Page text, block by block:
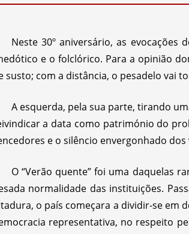
Neste 30º aniversário, as
e o folclórico. Para a opinião
susto; com a distância, o pesadelo vai
A esquerda, pela sua parte, tirando
a data como património do
e o silêncio envergonhado
O “Verão quente” foi uma daquelas
normalidade das instituições.
o país começara a dividir-se em
representativa, no respeito